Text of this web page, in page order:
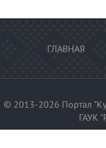
ГЛАВНАЯ
© 2013-2026 Портал
ГАУК